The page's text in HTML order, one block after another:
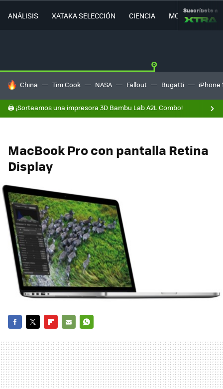
ANÁLISIS XATAKA SELECCIÓN CIENCIA MOVILIDAD
Suscríbete a
HOY SE HABLA DE
China Tim Cook NASA Fallout Bugatti iPhone
🖨️ ¡Sorteamos una impresora 3D Bambu Lab A2L Combo!
MacBook Pro con pantalla Retina
Display
MAIL